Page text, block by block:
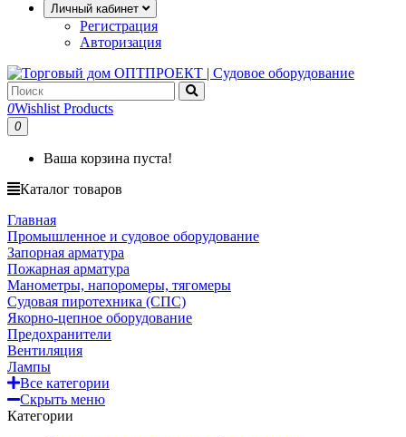
Личный кабинет
Регистрация
Авторизация
0Wishlist Products
0
Ваша корзина пуста!
Каталог товаров
Главная
Промышленное и судовое оборудование
Запорная арматура
Пожарная арматура
Манометры, напоромеры, тягомеры
Судовая пиротехника (СПС)
Якорно-цепное оборудование
Предохранители
Вентиляция
Лампы
Все категории
Скрыть меню
Категории